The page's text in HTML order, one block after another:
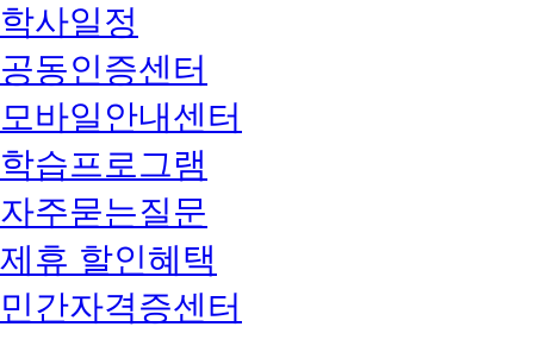
학사일정
공동인증센터
모바일안내센터
학습프로그램
자주묻는질문
제휴 할인혜택
민간자격증센터